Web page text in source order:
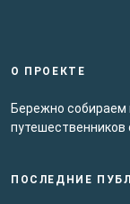
О ПРОЕКТЕ
Бережно
путешественников
ПОСЛЕДНИЕ